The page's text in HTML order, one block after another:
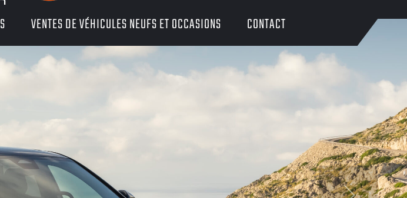
VENTES DE VÉHICULES NEUFS ET OCCASIONS CONTACT